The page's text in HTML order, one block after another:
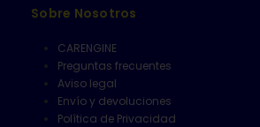
Sobre Nosotros
CARENGINE
Preguntas frecuentes
Aviso legal
Envío y devoluciones
Política de Privacidad